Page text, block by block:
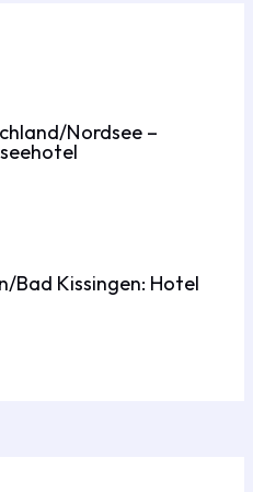
Nordsee –
Bad Kissingen: Hotel